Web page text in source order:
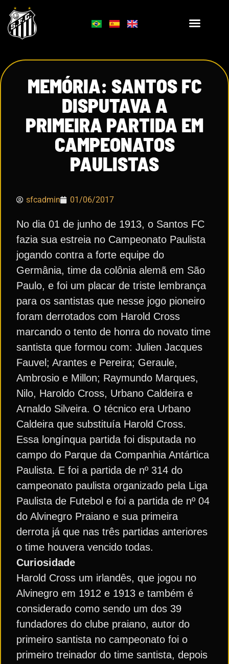
MEMÓRIA: SANTOS FC
DISPUTAVA A
PRIMEIRA PARTIDA EM
CAMPEONATOS
PAULISTAS
sfcadmin 01/06/2017
No dia 01 de junho de 1913, o Santos FC
fazia sua estreia no Campeonato Paulista
jogando contra a forte equipe do
Germânia, time da colônia alemã em São
Paulo, e foi um placar de triste lembrança
para os santistas que nesse jogo pioneiro
foram derrotados com Harold Cross
marcando o tento de honra do novato time
santista que formou com: Julien Jacques
Fauvel; Arantes e Pereira; Geraule,
Ambrosio e Millon; Raymundo Marques,
Nilo, Haroldo Cross, Urbano Caldeira e
Arnaldo Silveira. O técnico era Urbano
Caldeira que substituía Harold Cross.
Essa longínqua partida foi disputada no
campo do Parque da Companhia Antártica
Paulista. E foi a partida de nº 314 do
campeonato paulista organizado pela Liga
Paulista de Futebol e foi a partida de nº 04
do Alvinegro Praiano e sua primeira
derrota já que nas três partidas anteriores
o time houvera vencido todas.
Curiosidade
Harold Cross um irlandês, que jogou no
Alvinegro em 1912 e 1913 e também é
considerado como sendo um dos 39
fundadores do clube praiano, autor do
primeiro santista no campeonato foi o
primeiro treinador do time santista, depois